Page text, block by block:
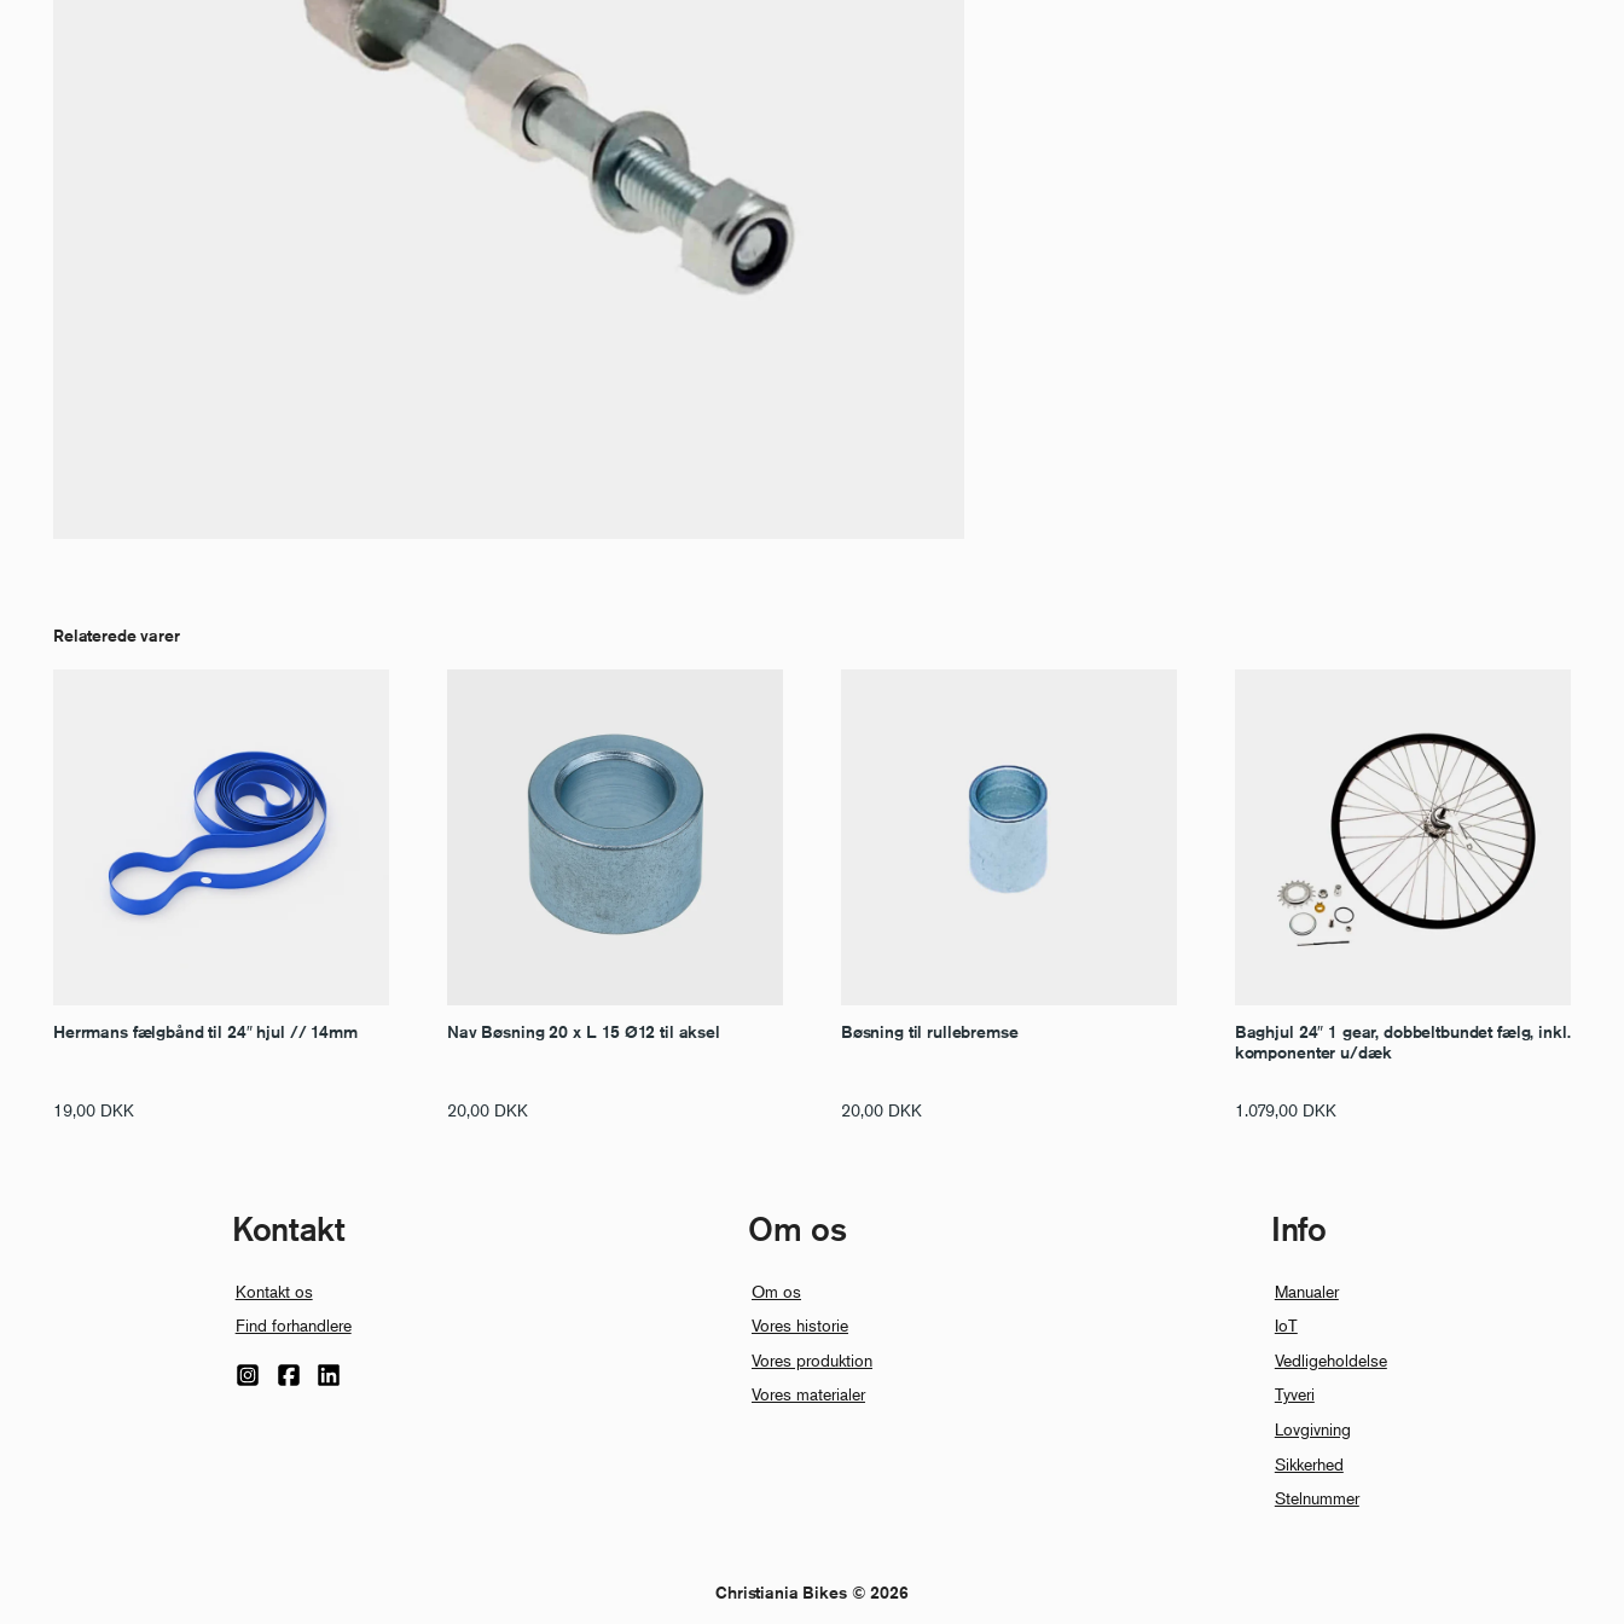
Relaterede varer
Herrmans fælgbånd til 24″ hjul // 14mm
19,00 DKK
Nav Bøsning 20 x L. 15 Ø12 til aksel
20,00 DKK
Bøsning til rullebremse
20,00 DKK
Baghjul 24″ 1 gear, dobbeltbundet fælg, inkl.
komponenter u/dæk
1.079,00 DKK
Kontakt
Kontakt os
Find forhandlere
Om os
Om os
Vores historie
Vores produktion
Vores materialer
Info
Manualer
IoT
Vedligeholdelse
Tyveri
Lovgivning
Sikkerhed
Stelnummer
Christiania Bikes © 2026